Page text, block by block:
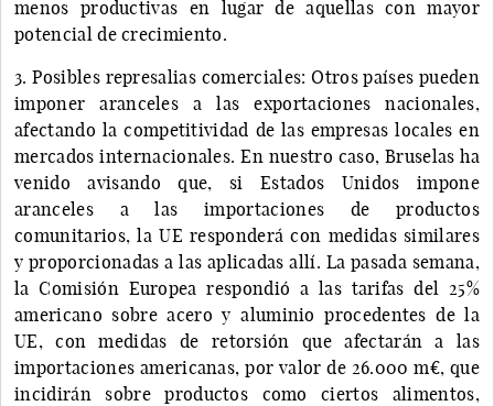
menos productivas en lugar de aquellas con mayor
potencial de crecimiento.
3. Posibles represalias comerciales: Otros países pueden
imponer aranceles a las exportaciones nacionales,
afectando la competitividad de las empresas locales en
mercados internacionales. En nuestro caso, Bruselas ha
venido avisando que, si Estados Unidos impone
aranceles a las importaciones de productos
comunitarios, la UE responderá con medidas similares
y proporcionadas a las aplicadas allí. La pasada semana,
la Comisión Europea respondió a las tarifas del 25%
americano sobre acero y aluminio procedentes de la
UE, con medidas de retorsión que afectarán a las
importaciones americanas, por valor de 26.000 m€, que
incidirán sobre productos como ciertos alimentos,